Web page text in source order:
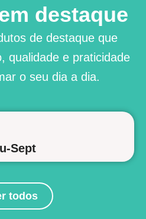
destaque
de destaque que
qualidade e praticidade
o seu dia a dia.
Sept
todos